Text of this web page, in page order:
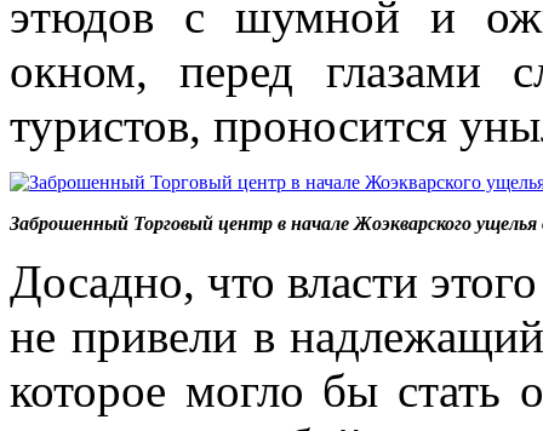
этюдов с шумной и
окном, перед глазами
туристов, проносится
Заброшенный Торговый центр в начале Жоэкварского ущелья
Досадно, что власти
не привели в
которое могло бы стать